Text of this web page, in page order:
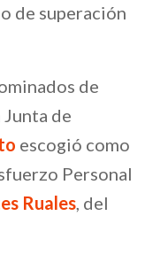
de superación
de
Junta de
escogió como
Personal
Ruales, del